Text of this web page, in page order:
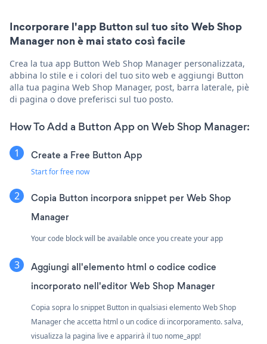
Incorporare l'app Button sul tuo sito Web Shop
Manager non è mai stato così facile
Crea la tua app Button Web Shop Manager personalizzata,
abbina lo stile e i colori del tuo sito web e aggiungi Button
alla tua pagina Web Shop Manager, post, barra laterale, piè
di pagina o dove preferisci sul tuo posto.
How To Add a Button App on Web Shop Manager:
Create a Free Button App
Start for free now
Copia Button incorpora snippet per Web Shop
Manager
Your code block will be available once you create your app
Aggiungi all'elemento html o codice codice
incorporato nell'editor Web Shop Manager
Copia sopra lo snippet Button in qualsiasi elemento Web Shop
Manager che accetta html o un codice di incorporamento. salva,
visualizza la pagina live e apparirà il tuo nome_app!